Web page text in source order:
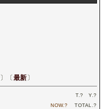
〕〔 最新 〕
T.? Y.?
NOW.? TOTAL.?